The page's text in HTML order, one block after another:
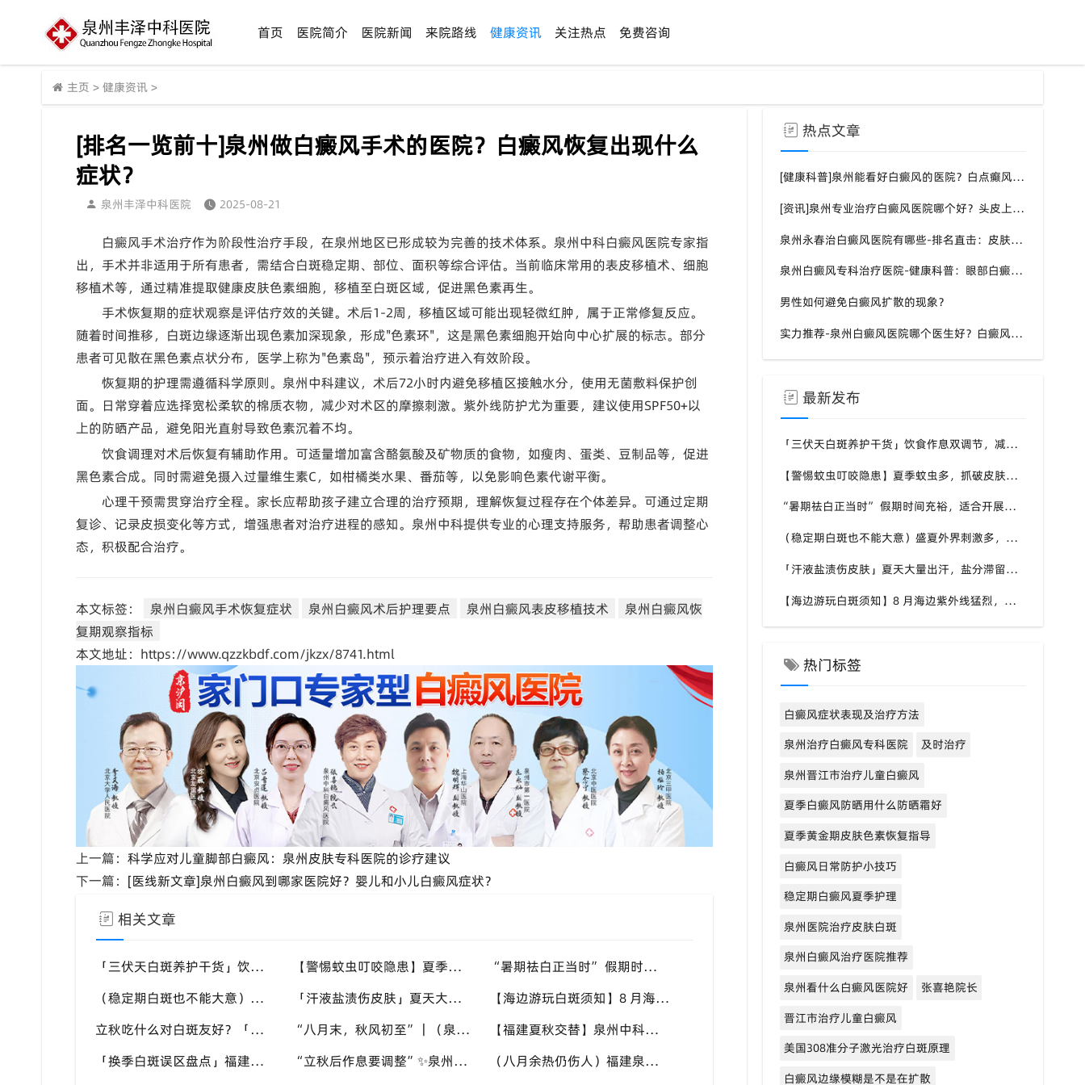
首页 医院简介 医院新闻 来院路线 健康资讯 关注热点 免费咨询
主页 > 健康资讯 >
[排名一览前十]泉州做白癜风手术的医院？白癜风恢复出现什么
症状？
泉州丰泽中科医院 2025-08-21
白癜风手术治疗作为阶段性治疗手段，在泉州地区已形成较为完善的技术体系。泉州中科白癜风医院专家指
出，手术并非适用于所有患者，需结合白斑稳定期、部位、面积等综合评估。当前临床常用的表皮移植术、细胞
移植术等，通过精准提取健康皮肤色素细胞，移植至白斑区域，促进黑色素再生。
手术恢复期的症状观察是评估疗效的关键。术后1-2周，移植区域可能出现轻微红肿，属于正常修复反应。
随着时间推移，白斑边缘逐渐出现色素加深现象，形成"色素环"，这是黑色素细胞开始向中心扩展的标志。部分
患者可见散在黑色素点状分布，医学上称为"色素岛"，预示着治疗进入有效阶段。
恢复期的护理需遵循科学原则。泉州中科建议，术后72小时内避免移植区接触水分，使用无菌敷料保护创
面。日常穿着应选择宽松柔软的棉质衣物，减少对术区的摩擦刺激。紫外线防护尤为重要，建议使用SPF50+以
上的防晒产品，避免阳光直射导致色素沉着不均。
饮食调理对术后恢复有辅助作用。可适量增加富含酪氨酸及矿物质的食物，如瘦肉、蛋类、豆制品等，促进
黑色素合成。同时需避免摄入过量维生素C，如柑橘类水果、番茄等，以免影响色素代谢平衡。
心理干预需贯穿治疗全程。家长应帮助孩子建立合理的治疗预期，理解恢复过程存在个体差异。可通过定期
复诊、记录皮损变化等方式，增强患者对治疗进程的感知。泉州中科提供专业的心理支持服务，帮助患者调整心
态，积极配合治疗。
本文标签： 泉州白癜风手术恢复症状 泉州白癜风术后护理要点 泉州白癜风表皮移植技术
泉州白癜风恢
复期观察指标
本文地址：https://www.qzzkbdf.com/jkzx/8741.html
上一篇： 科学应对儿童脚部白癜风：泉州皮肤专科医院的诊疗建议
下一篇： [医线新文章]泉州白癜风到哪家医院好？婴儿和小儿白癜风症状？
相关文章
「三伏天白斑养护干货」饮食作息双调节，减少白斑加重诱因，福建泉州中科白癜风医院为福建白斑群体科普实用知识 【警惕蚊虫叮咬隐患】夏季蚊虫多，抓破皮肤易触发同形反应，福建泉州中科白癜风医院提醒白癜风患者做好防蚊护理
“暑期祛白正当时” 假期时间充裕，适合开展白斑系统干预，福建泉州中科白癜风医院分型分期定制白斑康复方案
（稳定期白斑也不能大意）盛夏外界刺激多，忽视防护也会复发，福建泉州中科白癜风医院分享白癜风夏季维持护理知识
「汗液盐渍伤皮肤」夏天大量出汗，盐分滞留刺激白斑患处，福建泉州中科白癜风医院讲解白癜风患者夏日皮肤清洁要点
【海边游玩白斑须知】8 月海边紫外线猛烈，白斑部位缺少黑色素保护，福建泉州中科白癜风医院科普出游白斑防护方案
立秋吃什么对白斑友好？「泉州中科白癜风医院」福建白癜风患者饮食不要盲目忌口
“八月末，秋风初至”｜（泉州）福建泉州中科白癜风医院，聊聊白癜风换季防护关键点
【福建夏秋交替】泉州中科白癜风医院，白癜风患者，入秋之后洗澡习惯也要多注意
「换季白斑误区盘点」福建泉州中科白癜风医院，白斑消长多变，科学对待才是正道
“立秋后作息要调整”✨泉州中科白癜风医院，白癜风患者，不良作息会影响皮肤状态 （八月余热仍伤人）福建泉州中科白癜风医院，白癜风外出，依旧要做好硬防晒措施
热点文章
[健康科普]泉州能看好白癜风的医院？白点癫风需要注意什么饮食？
[资讯]泉州专业治疗白癜风医院哪个好？头皮上有一块白色厚厚的头皮？
泉州永春治白癜风医院有哪些-排名直击：皮肤白斑是什么原因导致的？
泉州白癜风专科治疗医院-健康科普：眼部白癜风症状？
男性如何避免白癜风扩散的现象？
实力推荐-泉州白癜风医院哪个医生好？白癜风症状表现都有什么？
最新发布
「三伏天白斑养护干货」饮食作息双调节，减少白斑加重诱因，福建泉州中科白癜风医院为福建白斑群体科普实用知识
【警惕蚊虫叮咬隐患】夏季蚊虫多，抓破皮肤易触发同形反应，福建泉州中科白癜风医院提醒白癜风患者做好防蚊护理
“暑期祛白正当时” 假期时间充裕，适合开展白斑系统干预，福建泉州中科白癜风医院分型分期定制白斑康复方案
（稳定期白斑也不能大意）盛夏外界刺激多，忽视防护也会复发，福建泉州中科白癜风医院分享白癜风夏季维持护理知识
「汗液盐渍伤皮肤」夏天大量出汗，盐分滞留刺激白斑患处，福建泉州中科白癜风医院讲解白癜风患者夏日皮肤清洁要点
【海边游玩白斑须知】8 月海边紫外线猛烈，白斑部位缺少黑色素保护，福建泉州中科白癜风医院科普出游白斑防护方案
热门标签
白癜风症状表现及治疗方法
泉州治疗白癜风专科医院
及时治疗
泉州晋江市治疗儿童白癜风
夏季白癜风防晒用什么防晒霜好
夏季黄金期皮肤色素恢复指导
白癜风日常防护小技巧
稳定期白癜风夏季护理
泉州医院治疗皮肤白斑
泉州白癜风治疗医院推荐
泉州看什么白癜风医院好
张喜艳院长
晋江市治疗儿童白癜风
美国308准分子激光治疗白斑原理
白癜风边缘模糊是不是在扩散